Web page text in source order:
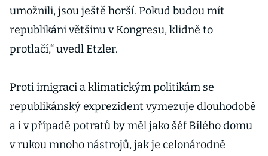
umožnili, jsou ještě horší. Pokud budou mít
republikáni většinu v Kongresu, klidně to
protlačí,“ uvedl Etzler.
Proti imigraci a klimatickým politikám se
republikánský exprezident vymezuje dlouhodobě
a i v případě potratů by měl jako šéf Bílého domu
v rukou mnoho nástrojů, jak je celonárodně